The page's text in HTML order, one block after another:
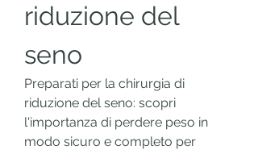
riduzione del
seno
Preparati per la chirurgia di
riduzione del seno: scopri
l'importanza di perdere peso in
modo sicuro e completo per